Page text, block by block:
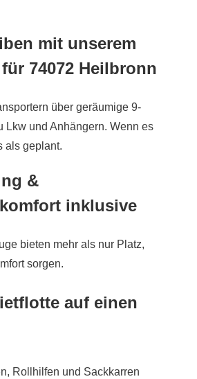
mit unserem
74072 Heilbronn
über geräumige 9-
Lkw und Anhängern. Wenn es
als geplant.
&
inklusive
bieten mehr als nur Platz,
sorgen.
auf einen
Rollhilfen und Sackkarren